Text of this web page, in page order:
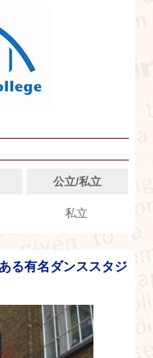
公立/私立
私立
る有名ダンススタジ